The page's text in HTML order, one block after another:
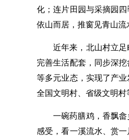
化；连片田园与采摘园
依山而居，推窗见青山流
近年来，北山村立
完善生活配套，同步深
等多元业态，实现了产
全国文明村、省级文明村
一碗药膳鸡，香飘
感受，看一溪流水、赏